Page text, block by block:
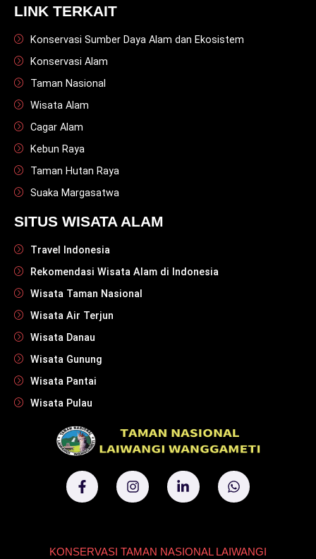
LINK TERKAIT
Konservasi Sumber Daya Alam dan Ekosistem
Konservasi Alam
Taman Nasional
Wisata Alam
Cagar Alam
Kebun Raya
Taman Hutan Raya
Suaka Margasatwa
SITUS WISATA ALAM
Travel Indonesia
Rekomendasi Wisata Alam di Indonesia
Wisata Taman Nasional
Wisata Air Terjun
Wisata Danau
Wisata Gunung
Wisata Pantai
Wisata Pulau
KONSERVASI TAMAN NASIONAL LAIWANGI